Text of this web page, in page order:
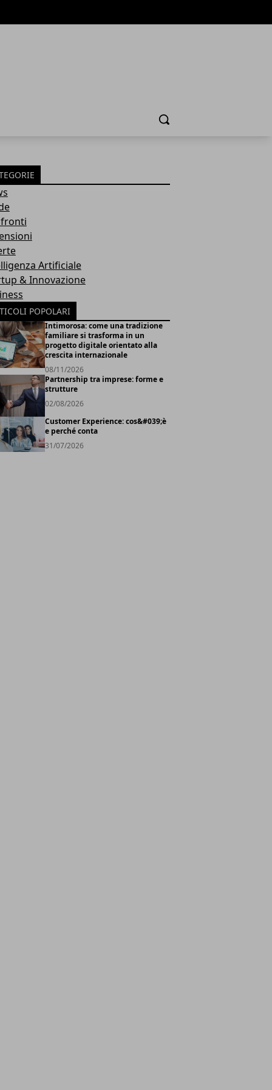
Cerca
Artificiale
& Innovazione
POPOLARI
Intimorosa: come una tradizione
familiare si trasforma in un
progetto digitale orientato alla
crescita internazionale
08/11/2026
Partnership tra imprese: forme e
strutture
02/08/2026
Customer Experience: cos&#039;è
e perché conta
31/07/2026